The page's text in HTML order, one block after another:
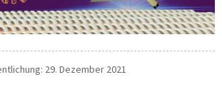
29. Dezember 2021